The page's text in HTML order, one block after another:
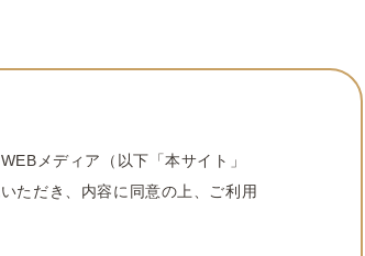
メディア（以下「本サイト」
ただき、内容に同意の上、ご利用